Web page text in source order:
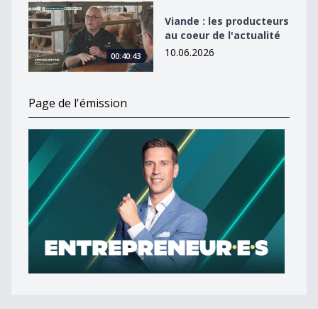
Viande : les producteurs au coeur de l&#039;actualité
00:40:43
Viande : les producteurs
au coeur de l'actualité
10.06.2026
Page de l'émission